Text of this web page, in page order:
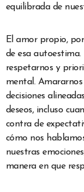
equilibrada de
El amor propio,
de esa autoestima.
respetarnos y
mental.
decisiones
deseos, incluso
contra de
cómo nos
nuestras
manera en que